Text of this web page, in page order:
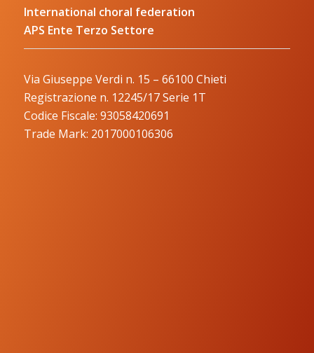
International choral federation
APS Ente Terzo Settore
Via Giuseppe Verdi n. 15 – 66100 Chieti
Registrazione n. 12245/17 Serie 1T
Codice Fiscale: 93058420691
Trade Mark: 2017000106306